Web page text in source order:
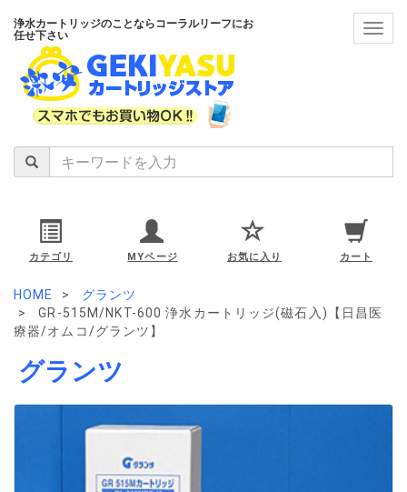
浄水カートリッジのことならコーラルリーフにお
任せ下さい
カテゴリ MYページ お気に入り カート
HOME
グランツ
GR-515M/NKT-600 浄水カートリッジ(磁石入)【日昌医
療器/オムコ/グランツ】
グランツ